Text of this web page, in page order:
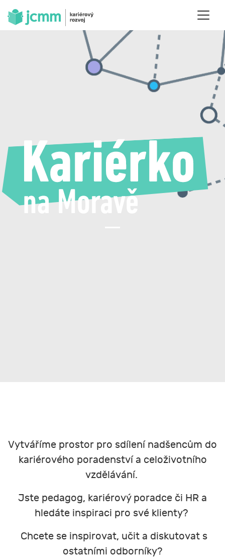
Vytváříme prostor pro sdílení nadšencům do
kariérového poradenství a celoživotního
vzdělávání.
Jste pedagog, kariérový poradce či HR a
hledáte inspiraci pro své klienty?
Chcete se inspirovat, učit a diskutovat s
ostatními odborníky?